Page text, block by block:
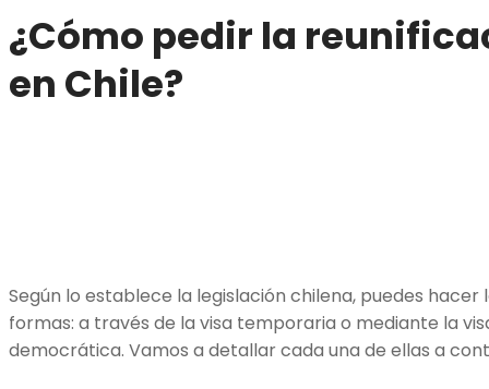
¿Cómo pedir la
en Chile?
Según lo establece la legislación chilena, puedes hacer
formas: a través de la visa temporaria o mediante la
democrática. Vamos a detallar cada una de ellas a